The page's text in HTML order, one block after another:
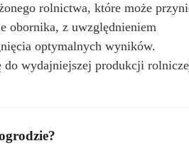
rolnictwa, które może
obornika, z uwzględnieniem
optymalnych wyników.
do wydajniejszej produkcji